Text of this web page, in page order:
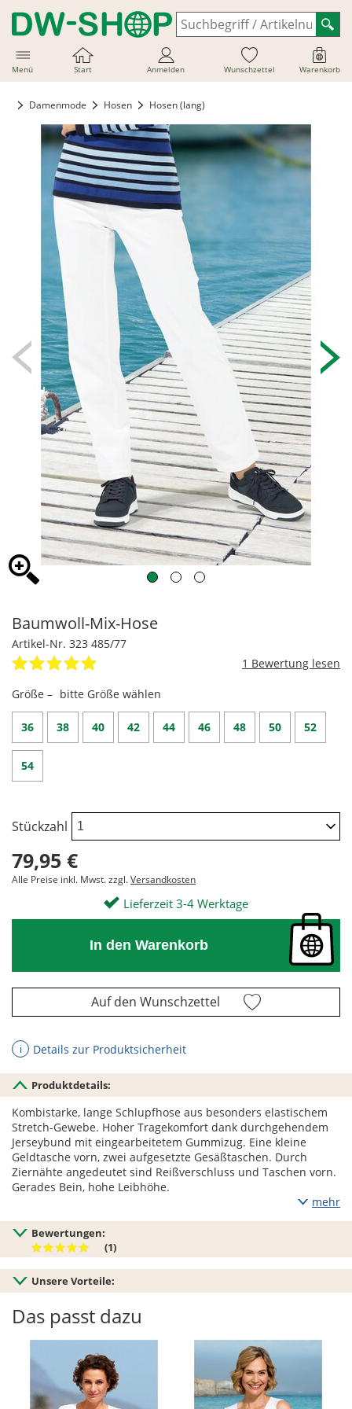
Menü Start Anmelden Wunschzettel Warenkorb
Damenmode Hosen Hosen (lang)
Baumwoll-Mix-Hose
Artikel-Nr. 323 485/77
1
Größe – bitte Größe wählen
36 38 40 42 44 46 48 50 52
54
Stückzahl
79,95 €
Alle Preise inkl. Mwst. zzgl.Versandkosten
Lieferzeit 3-4 Werktage
In den Warenkorb
Auf den Wunschzettel
ℹ Details zur Produktsicherheit
Produktdetails:
Kombistarke, lange Schlupfhose aus besonders elastischem
Stretch-Gewebe. Hoher Tragekomfort dank durchgehendem
Jerseybund mit eingearbeitetem Gummizug. Eine kleine
Geldtasche vorn, zwei aufgesetzte Gesäßtaschen. Durch
Ziernähte angedeutet sind Reißverschluss und Taschen vorn.
Gerades Bein, hohe Leibhöhe.
mehr
Bewertungen:
(1)
Unsere Vorteile:
Das passt dazu